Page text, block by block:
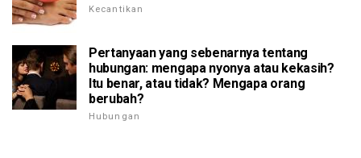
Kecantikan
Pertanyaan yang sebenarnya tentang
hubungan: mengapa nyonya atau kekasih?
Itu benar, atau tidak? Mengapa orang
berubah?
Hubungan